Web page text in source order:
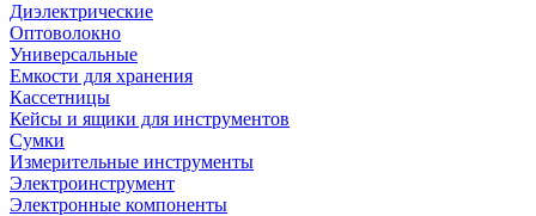
Диэлектрические
Оптоволокно
Универсальные
Емкости для хранения
Кассетницы
Кейсы и ящики для инструментов
Сумки
Измерительные инструменты
Электроинструмент
Электронные компоненты